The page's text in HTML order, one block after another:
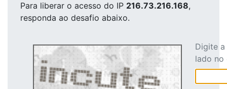
Para liberar o acesso do IP 216.73.216.168,
responda ao desafio abaixo.
Digite
lado no